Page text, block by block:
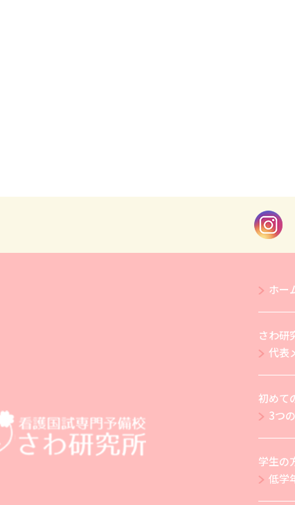
ホー
さわ研
代表
初めて
3つ
学生の
低学